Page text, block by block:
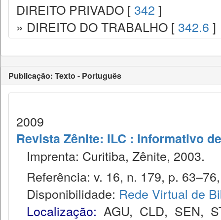
DIREITO PRIVADO [ 342 ]
» DIREITO DO TRABALHO [ 342.6 ]
Publicação: Texto - Português
2009
Revista Zênite: ILC : informativo
Imprenta: Curitiba, Zênite, 2003.
Referência: v. 16, n. 179, p.
Disponibilidade: Rede Virtual de
Localização: AGU, CLD, SEN,